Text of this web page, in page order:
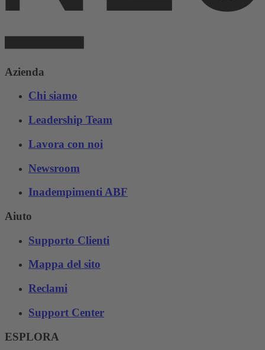
Azienda
Chi siamo
Leadership Team
Lavora con noi
Newsroom
Inadempimenti ABF
Aiuto
Supporto Clienti
Mappa del sito
Reclami
Support Center
ESPLORA